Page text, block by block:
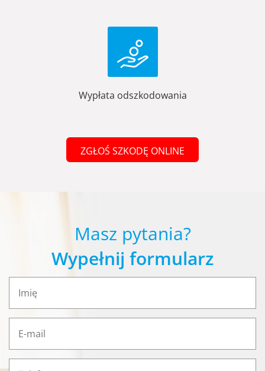
Wypłata odszkodowania
ZGŁOŚ SZKODĘ ONLINE
Masz pytania?
Wypełnij formularz